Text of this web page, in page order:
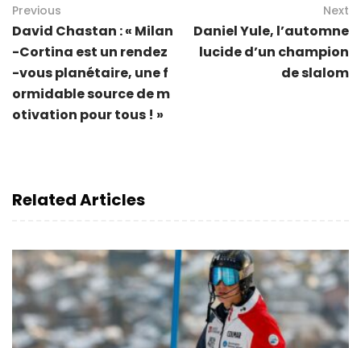
Previous
David Chastan : « Milan
-Cortina est un rendez
-vous planétaire, une f
ormidable source de m
otivation pour tous ! »
Next
Daniel Yule, l’automne
lucide d’un champion
de slalom
Related Articles